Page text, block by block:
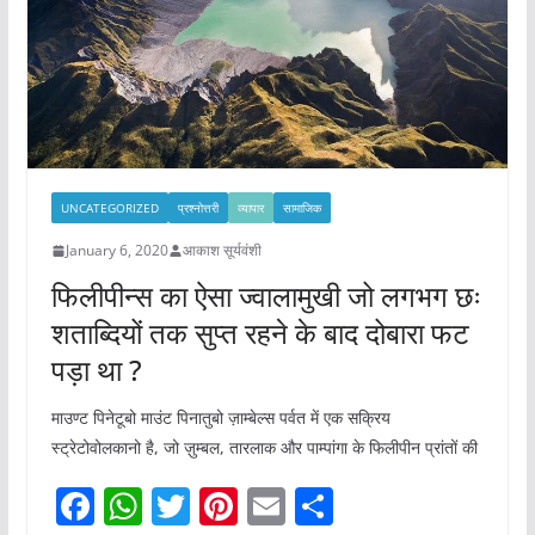
k
UNCATEGORIZED प्रश्नोत्तरी व्यापार सामाजिक
January 6, 2020 आकाश सूर्यवंशी
फिलीपीन्स का ऐसा ज्वालामुखी जो लगभग छः
शताब्दियों तक सुप्त रहने के बाद दोबारा फट
पड़ा था ?
माउण्ट पिनेटूबो माउंट पिनातुबो ज़ाम्बेल्स पर्वत में एक सक्रिय
स्ट्रेटोवोलकानो है, जो ज़ुम्बल, तारलाक और पाम्पांगा के फिलीपीन प्रांतों की
F W T Pi E S